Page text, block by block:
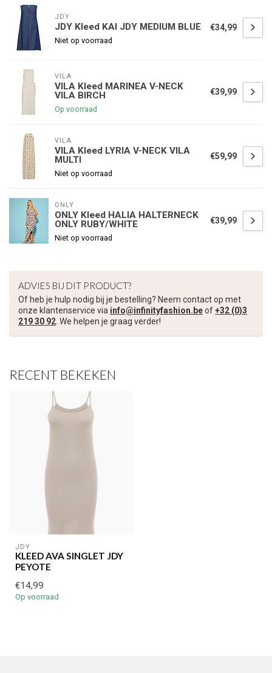
JDY
JDY Kleed KAI JDY MEDIUM BLUE
Niet op voorraad
€34,99
VILA
VILA Kleed MARINEA V-NECK
VILA BIRCH
Op voorraad
€39,99
VILA
VILA Kleed LYRIA V-NECK VILA
MULTI
Niet op voorraad
€59,99
ONLY
ONLY Kleed HALIA HALTERNECK
ONLY RUBY/WHITE
Niet op voorraad
€39,99
ADVIES BIJ DIT PRODUCT?
Of heb je hulp nodig bij je bestelling? Neem contact op met
onze klantenservice via info@infinityfashion.beof+32 (0)3
219 30 92. We helpen je graag verder!
RECENT BEKEKEN
JDY
KLEED AVA SINGLET JDY
PEYOTE
€14,99
Op voorraad